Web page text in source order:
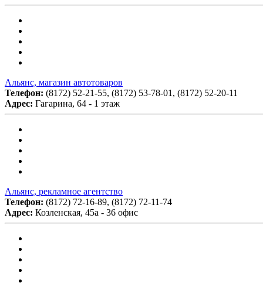
Альянс, магазин автотоваров
Телефон: (8172) 52-21-55, (8172) 53-78-01, (8172) 52-20-11
Адрес: Гагарина, 64 - 1 этаж
Альянс, рекламное агентство
Телефон: (8172) 72-16-89, (8172) 72-11-74
Адрес: Козленская, 45а - 36 офис